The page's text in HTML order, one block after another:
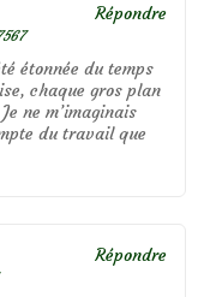
étonnée du temps
chaque gros plan
ne m’imaginais
du travail que
Répondre
Répondre